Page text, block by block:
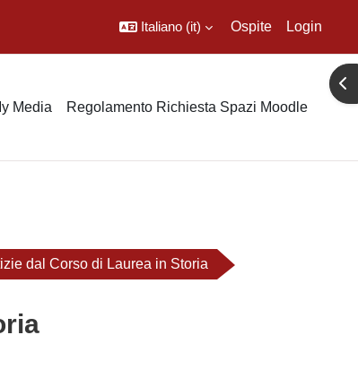
Italiano ‎(it)‎ Ospite Login
Media Regolamento Richiesta Spazi Moodle
dal Corso di Laurea in Storia